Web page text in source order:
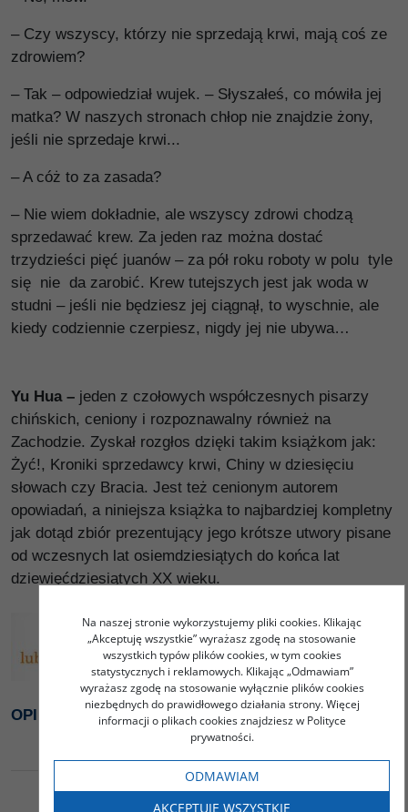
– Czy wszyscy, którzy nie sprzedają krwi, mają coś ze
zdrowiem?
– Tak – odpowiedział wujek. – Słyszałeś, co mówiła jej
matka? W naszych stronach chłop nie znajdzie żony,
jeśli nie sprzedaje krwi...
– A cóż to za zasada?
– Nie wiem dokładnie, ale wszyscy zdrowi chodzą
sprzedawać krew. Za jeden raz można dostać
trzydzieści pięć juanów – za pół roku roboty w polu tyle
się nie da zarobić. Krew tutejszych jest jak woda w
studni – jeśli nie będziesz jej ciągnął, to wyschnie, ale
kiedy codziennie czerpiesz, nigdy jej nie ubywa…
Yu Hua – jeden z czołowych współczesnych pisarzy
chińskich, ceniony i rozpoznawalny również na
Zachodzie. Zyskał rozgłos dzięki takim książkom jak:
Żyć!, Kroniki sprzedawcy krwi, Chiny w dziesięciu
słowach czy Bracia. Jest też cenionym autorem
opowiadań, a niniejsza książka to najbardziej kompletny
jak dotąd zbiór prezentujący jego krótsze utwory pisane
od wczesnych lat osiemdziesiątych do końca lat
dziewięćdziesiątych XX wieku.
OPINIE KSIĄŻKI - lubimyczytać.pl
Na naszej stronie wykorzystujemy pliki cookies. Klikając
„Akceptuję wszystkie” wyrażasz zgodę na stosowanie
wszystkich typów plików cookies, w tym cookies
statystycznych i reklamowych. Klikając „Odmawiam”
wyrażasz zgodę na stosowanie wyłącznie plików cookies
niezbędnych do prawidłowego działania strony. Więcej
informacji o plikach cookies znajdziesz w Polityce
prywatności.
ODMAWIAM
AKCEPTUJĘ WSZYSTKIE